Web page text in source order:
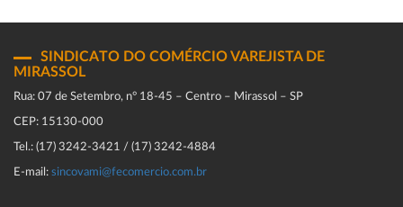
SINDICATO DO COMÉRCIO VAREJISTA DE
MIRASSOL
Rua: 07 de Setembro, n° 18-45 – Centro – Mirassol – SP
CEP: 15130-000
Tel.: (17) 3242-3421 / (17) 3242-4884
E-mail: sincovami@fecomercio.com.br